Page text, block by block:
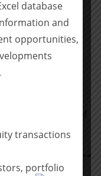
der
Equity on the
expondo GmbH
database
and
opportunities,
transactions
portfolio